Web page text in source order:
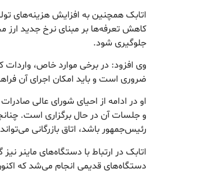
اتابک همچنین به افزایش هزینه‌های
کاهش تعرفه‌ها بر مبنای نرخ جدید
جلوگیری شود.
وی افزود: در برخی موارد خاص، واردات
ضروری است و باید امکان اجرای آن
او در ادامه از احیای شورای عالی
و جلسات آن در حال برگزاری است.
رئیس‌جمهور باشد، اتاق بازرگانی
اتابک در ارتباط با دستگاه‌های ماینر
دستگاه‌های قدیمی انجام می‌شد که